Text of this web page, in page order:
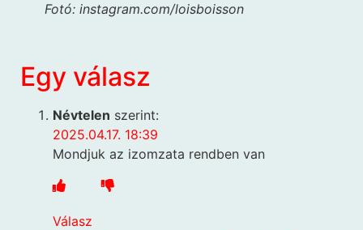
Fotó: instagram.com/loisboisson
Egy válasz
Névtelen szerint:
2025.04.17. 18:39
Mondjuk az izomzata rendben van
Válasz